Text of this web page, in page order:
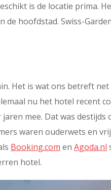
is de locatie prima.
hoofdstad. Swiss-
Het is wat ons betreft
nu het hotel recent
mee. Dat was
waren ouderwets en
Booking.com en Agoda.nl
hotel.